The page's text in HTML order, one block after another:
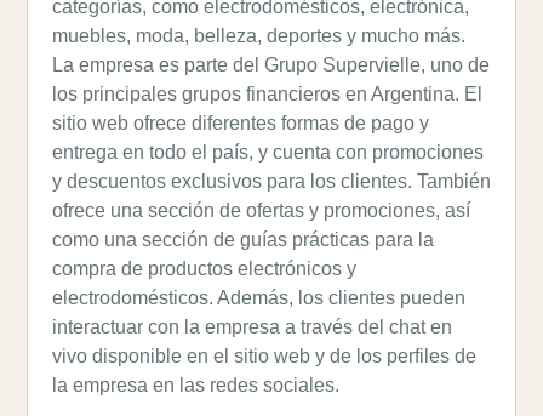
categorías, como electrodomésticos, electrónica,
muebles, moda, belleza, deportes y mucho más.
La empresa es parte del Grupo Supervielle, uno de
los principales grupos financieros en Argentina. El
sitio web ofrece diferentes formas de pago y
entrega en todo el país, y cuenta con promociones
y descuentos exclusivos para los clientes. También
ofrece una sección de ofertas y promociones, así
como una sección de guías prácticas para la
compra de productos electrónicos y
electrodomésticos. Además, los clientes pueden
interactuar con la empresa a través del chat en
vivo disponible en el sitio web y de los perfiles de
la empresa en las redes sociales.